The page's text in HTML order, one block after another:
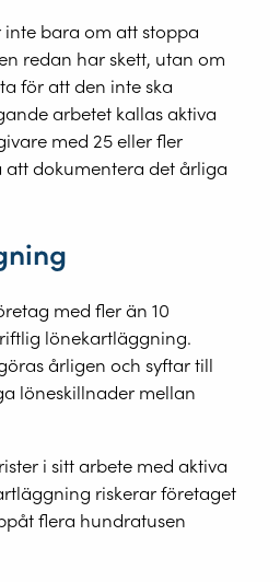
bara om att stoppa
redan har skett, utan om
för att den inte ska
arbetet kallas aktiva
med 25 eller fler
dokumentera det årliga
med fler än 10
lönekartläggning.
årligen och syftar till
löneskillnader mellan
i sitt arbete med aktiva
riskerar företaget
flera hundratusen